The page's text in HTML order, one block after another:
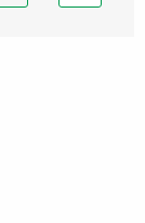
Добави